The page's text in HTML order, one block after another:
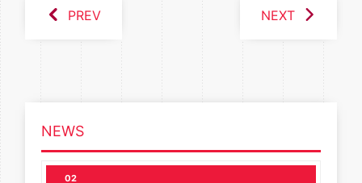
PREV NEXT
NEWS
02